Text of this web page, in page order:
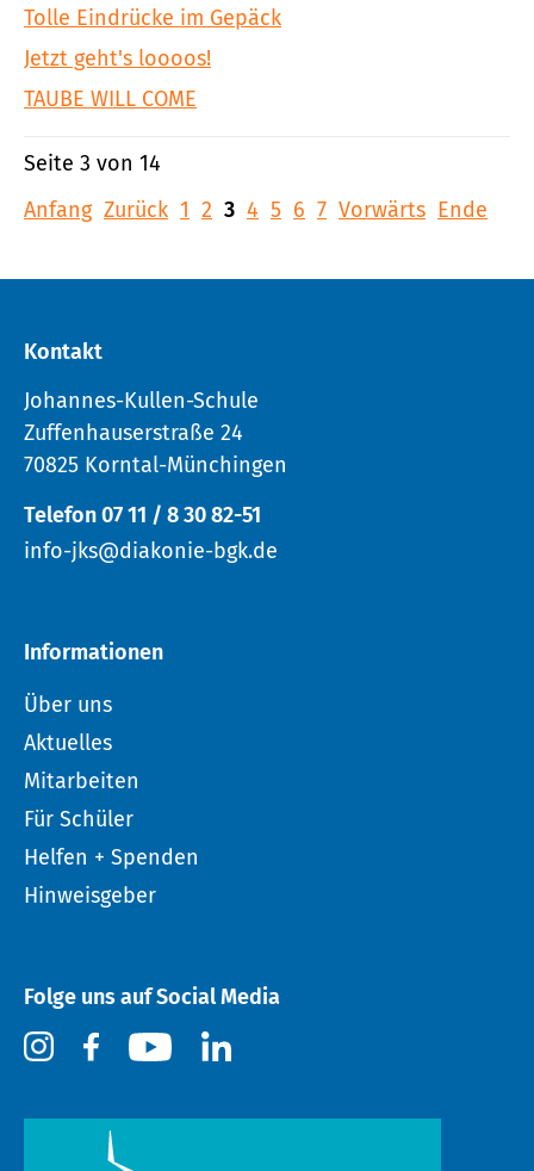
Tolle Eindrücke im Gepäck
Jetzt geht's loooos!
TAUBE WILL COME
Seite 3 von 14
Anfang Zurück 1 2 3 4 5 6 7 Vorwärts Ende
Kontakt
Johannes-Kullen-Schule
Zuffenhauserstraße 24
70825 Korntal-Münchingen
Telefon 07 11 / 8 30 82-51
info-jks@diakonie-bgk.de
Informationen
Über uns
Aktuelles
Mitarbeiten
Für Schüler
Helfen + Spenden
Hinweisgeber
Folge uns auf Social Media